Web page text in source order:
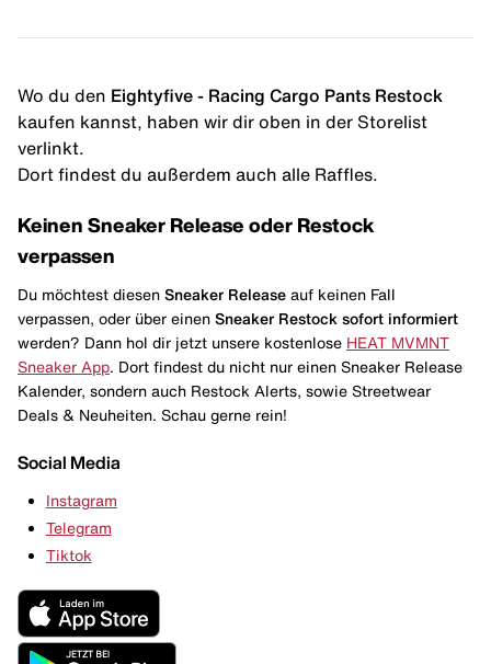
Wo du den Eightyfive - Racing Cargo Pants Restock
kaufen kannst, haben wir dir oben in der Storelist
verlinkt.
Dort findest du außerdem auch alle Raffles.
Keinen Sneaker Release oder Restock
verpassen
Du möchtest diesen Sneaker Release auf keinen Fall
verpassen, oder über einen Sneaker Restock sofort informiert
werden? Dann hol dir jetzt unsere kostenlose HEAT MVMNT
Sneaker App . Dort findest du nicht nur einen Sneaker Release
Kalender, sondern auch Restock Alerts, sowie Streetwear
Deals & Neuheiten. Schau gerne rein!
Social Media
Instagram
Telegram
Tiktok